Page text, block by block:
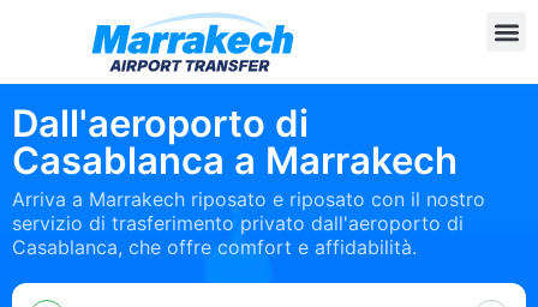
Dall'aeroporto di
Casablanca a Marrakech
Arriva a Marrakech riposato e riposato con il nostro
servizio di trasferimento privato dall'aeroporto di
Casablanca, che offre comfort e affidabilità.